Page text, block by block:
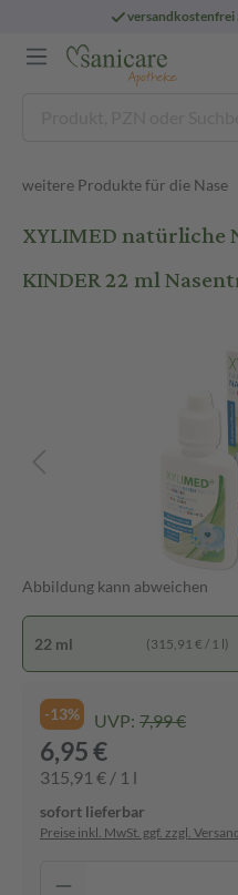
versandkostenfrei
weitere Produkte für die Nase
XYLIMED natürliche
KINDER 22 ml
Abbildung kann abweichen
22 ml (315,91 € / 1 l)
-13% UVP: 7,99 €
6,95 €
315,91 € / 1 l
sofort lieferbar
Preise inkl. MwSt. ggf. zzgl.